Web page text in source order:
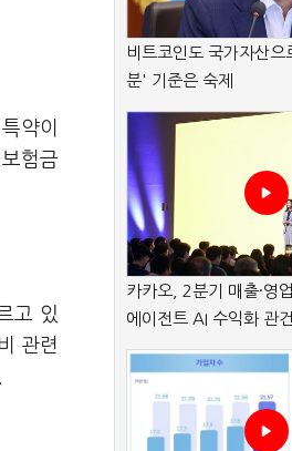
약이
험금
고 있
관련
비트코인도 국가자산으
분' 기준은 숙제
카카오, 2분기 매출·영
에이전트 AI 수익화 관건